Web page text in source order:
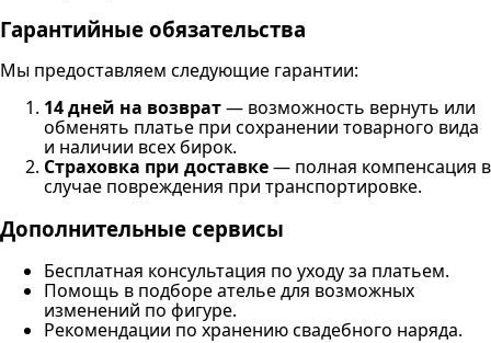
Гарантийные обязательства
Мы предоставляем следующие гарантии:
14 дней на возврат— возможность вернуть или
обменять платье при сохранении товарного вида
и наличии всех бирок.
Страховка при доставке— полная компенсация в
случае повреждения при транспортировке.
Дополнительные сервисы
Бесплатная консультация по уходу за платьем.
Помощь в подборе ателье для возможных
изменений по фигуре.
Рекомендации по хранению свадебного наряда.